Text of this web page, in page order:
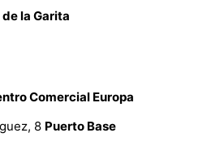
la Garita
Comercial Europa
8 Puerto Base